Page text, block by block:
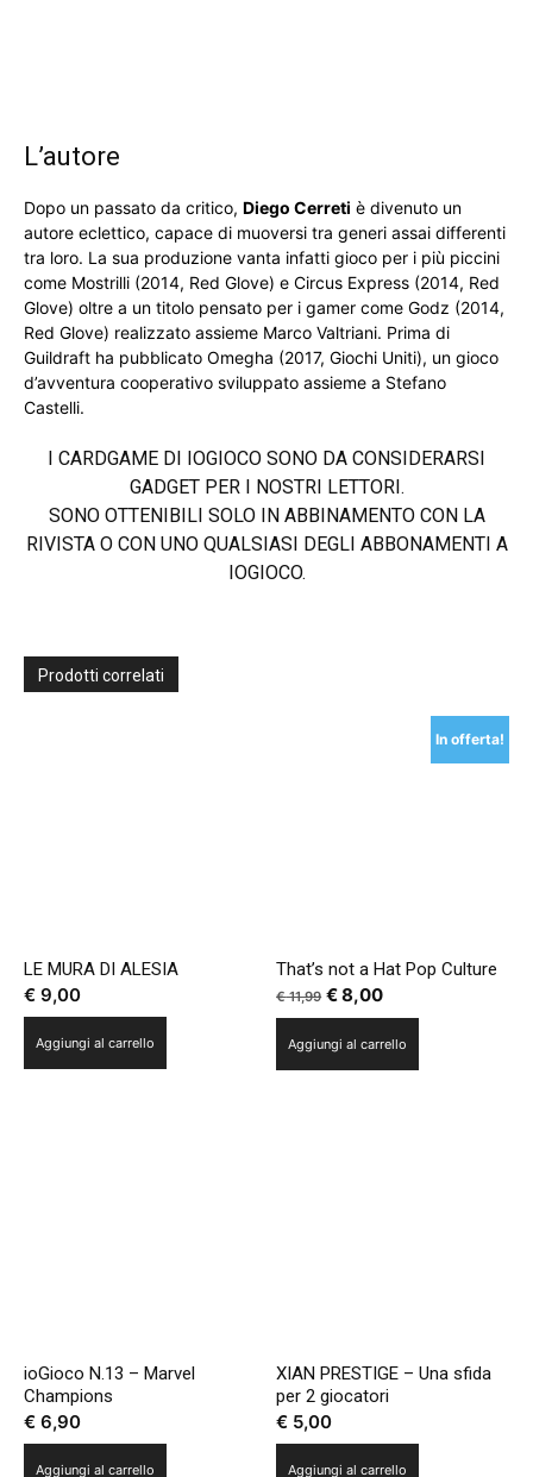
L’autore
Dopo un passato da critico, Diego Cerreti è divenuto un
autore eclettico, capace di muoversi tra generi assai differenti
tra loro. La sua produzione vanta infatti gioco per i più piccini
come Mostrilli (2014, Red Glove) e Circus Express (2014, Red
Glove) oltre a un titolo pensato per i gamer come Godz (2014,
Red Glove) realizzato assieme Marco Valtriani. Prima di
Guildraft ha pubblicato Omegha (2017, Giochi Uniti), un gioco
d’avventura cooperativo sviluppato assieme a Stefano
Castelli.
I CARDGAME DI IOGIOCO SONO DA CONSIDERARSI
GADGET PER I NOSTRI LETTORI.
SONO OTTENIBILI SOLO IN ABBINAMENTO CON LA
RIVISTA O CON UNO QUALSIASI DEGLI ABBONAMENTI A
IOGIOCO.
Prodotti correlati
LE MURA DI ALESIA
€ 9,00
Aggiungi al carrello
In offerta!
That’s not a Hat Pop Culture
€11,99 Il
prezzo
originale
€8,00Il
prezzo
attuale
Aggiungi al carrello
ioGioco N.13 – Marvel
Champions
€ 6,90
Aggiungi al carrello
XIAN PRESTIGE – Una sfida
per 2 giocatori
€ 5,00
Aggiungi al carrello